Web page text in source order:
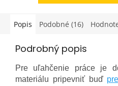
Popis Podobné (16)
Podrobný popis
Pre uľahčenie práce je
materiálu pripevniť buď